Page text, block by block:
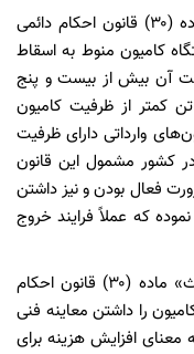
طبق ماده (۴) آئین‌نامه اجرایی بند «ث» ماده (۳۰) قانون احکام دائمی
کامیون منوط به اسقاط
آن بیش از بیست و پنج
کمتر از ظرفیت کامیون
وارداتی دارای ظرفیت
کشور مشمول این قانون
فعال بودن و نیز داشتن
که عملاً فرایند خروج
تبصره «۱» ماده (۴) آئین‌نامه اجرایی بند «ث» ماده (۳۰) قانون احکام
را داشتن معاینه فنی
معنای افزایش هزینه برای